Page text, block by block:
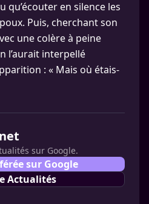
qu’écouter en silence les
Puis, cherchant son
une colère à peine
l’aurait interpellé
: « Mais où étais-
sur Google.
sur Google
Actualités